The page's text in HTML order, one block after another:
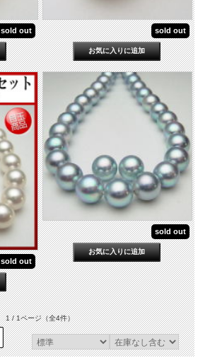
sold out sold out
sold out
sold out
1 / 1ページ（全4件）